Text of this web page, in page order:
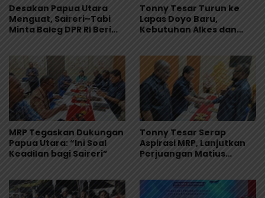
Desakan Papua Utara
Menguat, Saireri–Tabi
Minta Baleg DPR RI Beri
Tonny Tesar Turun ke
Lapas Doyo Baru,
Kebutuhan Alkes dan
MRP Tegaskan Dukungan
Papua Utara: “Ini Soal
Keadilan bagi Saireri”
Tonny Tesar Serap
Aspirasi MRP, Lanjutkan
Perjuangan Matius
Masyarakat Adat